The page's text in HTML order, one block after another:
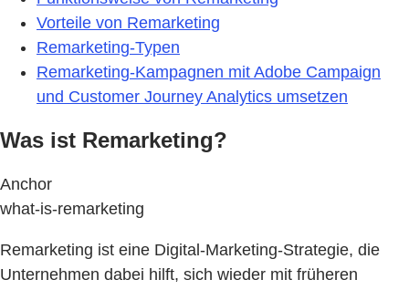
Vorteile von Remarketing
Remarketing-Typen
Remarketing-Kampagnen mit Adobe Campaign
und Customer Journey Analytics umsetzen
Was ist Remarketing?
Anchor
what-is-remarketing
Remarketing ist eine Digital-Marketing-Strategie, die
Unternehmen dabei hilft, sich wieder mit früheren